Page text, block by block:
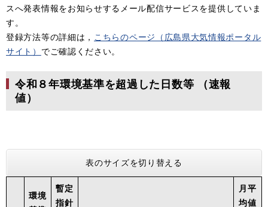
スへ発表情報をお知らせするメール配信サービスを提供していま
す。
登録方法等の詳細は， こちらのページ（広島県大気情報ポータル
サイト） でご確認ください。
令和８年環境基準を超過した日数等 （速報
値）
表のサイズを切り替える
環境
暫定
指針
月平
均値